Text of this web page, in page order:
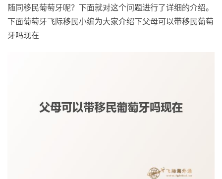
随同移民葡萄牙呢？下面就对这个问题进行了详细的介绍。
下面葡萄牙飞际移民小编为大家介绍下父母可以带移民葡萄
牙吗现在